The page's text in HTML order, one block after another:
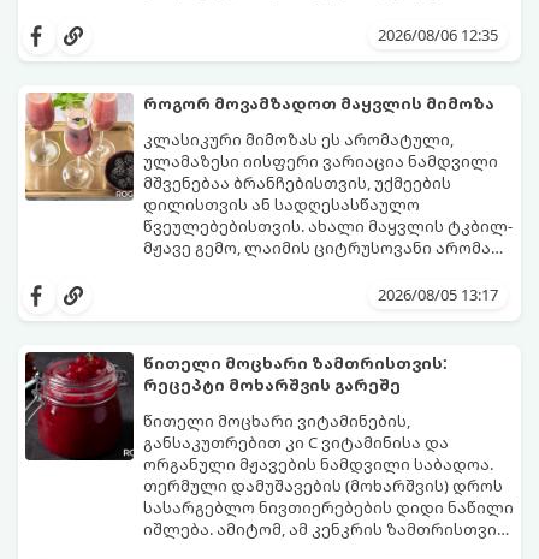
სალათებთან ერთად ან ტახინის (სესამის)
მდგომარეობს, რომ გამოიყენება
შეწვისას ფორმა იდეალურად შეინარჩუნოს
და არ დაიშალოს.
მომზადების დრო: 20 წუთი (დამატებით
მუხუდოს ჩალბობის დრო: 12-24 საათი)
შეწვის დრო: 10–15 წუთი ულუფა: 20–24 ცალი
ბურთულა (4–6 პორცია)
2026/08/06 12:35
როგორ მოვამზადოთ მაყვლის მიმოზა
კლასიკური მიმოზას ეს არომატული,
ულამაზესი იისფერი ვარიაცია ნამდვილი
მშვენებაა ბრანჩებისთვის, უქმეების
დილისთვის ან სადღესასწაულო
წვეულებებისთვის. ახალი მაყვლის ტკბილ-
მჟავე გემო, ლაიმის ციტრუსოვანი არომატი
საოცრად დახვეწილ და მაგრილებელ
და მის მომზადებას მინიმალური
პორცია
2026/08/05 13:17
წითელი მოცხარი ზამთრისთვის:
რეცეპტი მოხარშვის გარეშე
წითელი მოცხარი ვიტამინების,
განსაკუთრებით კი C ვიტამინისა და
ორგანული მჟავების ნამდვილი საბადოა.
თერმული დამუშავების (მოხარშვის) დროს
სასარგებლო ნივთიერებების დიდი ნაწილი
იშლება. ამიტომ, ამ კენკრის ზამთრისთვის